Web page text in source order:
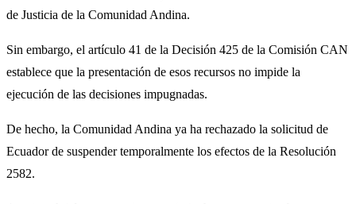
de Justicia de la Comunidad Andina.
Sin embargo, el artículo 41 de la Decisión 425 de la Comisión CAN
establece que la presentación de esos recursos no impide la
ejecución de las decisiones impugnadas.
De hecho, la Comunidad Andina ya ha rechazado la solicitud de
Ecuador de suspender temporalmente los efectos de la Resolución
2582.